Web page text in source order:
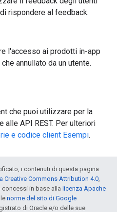
rispondere al feedback.
l'accesso ai prodotti in-app
annullato da un utente.
che puoi utilizzare per la
alle API REST. Per ulteriori
e codice client Esempi.
i contenuti di questa pagina
Creative Commons Attribution 4.0,
in base alla licenza Apache
norme del sito di Google
di Oracle e/o delle sue